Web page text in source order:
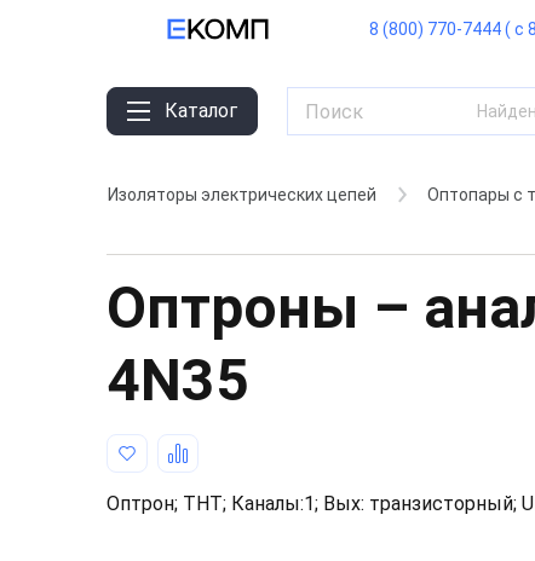
8 (800) 770-7444 ( с
Каталог
Изоляторы электрических цепей Оптопары с
Оптроны –
4N35
Оптрон; THT; Каналы:1; Вых: транзисторный;